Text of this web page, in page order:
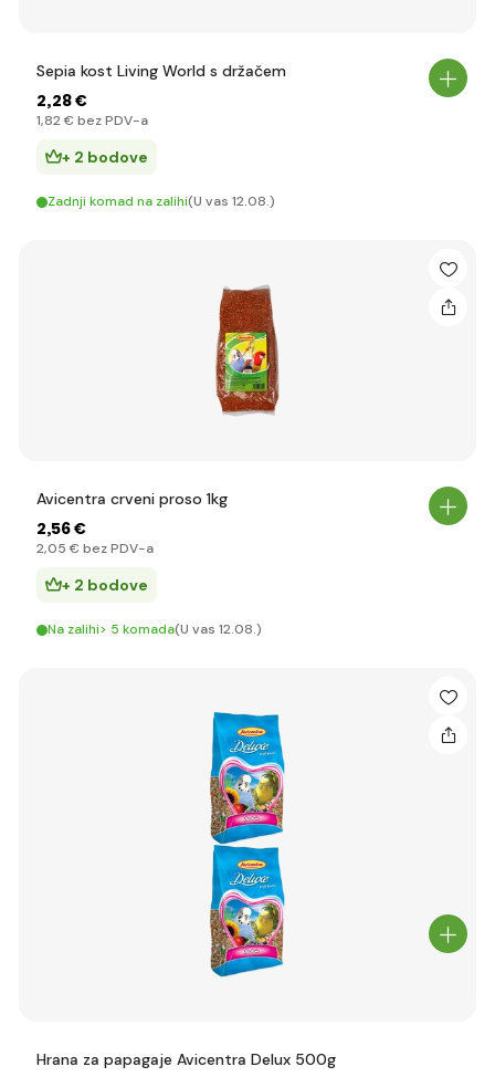
Sepia kost Living World s držačem
2,28 €
1,82 € bez PDV-a
+ 2 bodove
Zadnji komad na zalihi(U vas 12.08.)
Avicentra crveni proso 1kg
2,56 €
2,05 € bez PDV-a
+ 2 bodove
Na zalihi> 5 komada(U vas 12.08.)
Hrana za papagaje Avicentra Delux 500g